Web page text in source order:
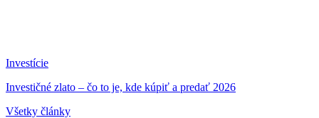
Investície
Investičné zlato – čo to je, kde kúpiť a predať 2026
Všetky články